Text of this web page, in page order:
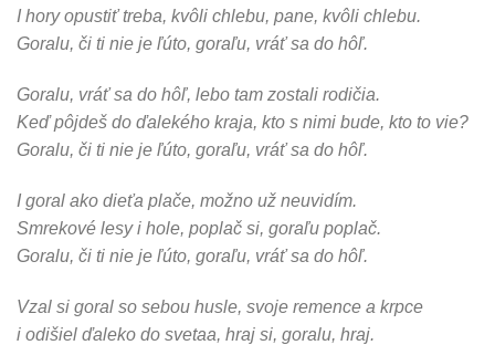
I hory opustiť treba, kvôli chlebu, pane, kvôli chlebu.
Goralu, či ti nie je ľúto, goraľu, vráť sa do hôľ.
Goralu, vráť sa do hôľ, lebo tam zostali rodičia.
Keď pôjdeš do ďalekého kraja, kto s nimi bude, kto to vie?
Goralu, či ti nie je ľúto, goraľu, vráť sa do hôľ.
I goral ako dieťa plače, možno už neuvidím.
Smrekové lesy i hole, poplač si, goraľu poplač.
Goralu, či ti nie je ľúto, goraľu, vráť sa do hôľ.
Vzal si goral so sebou husle, svoje remence a krpce
i odišiel ďaleko do svetaa, hraj si, goralu, hraj.